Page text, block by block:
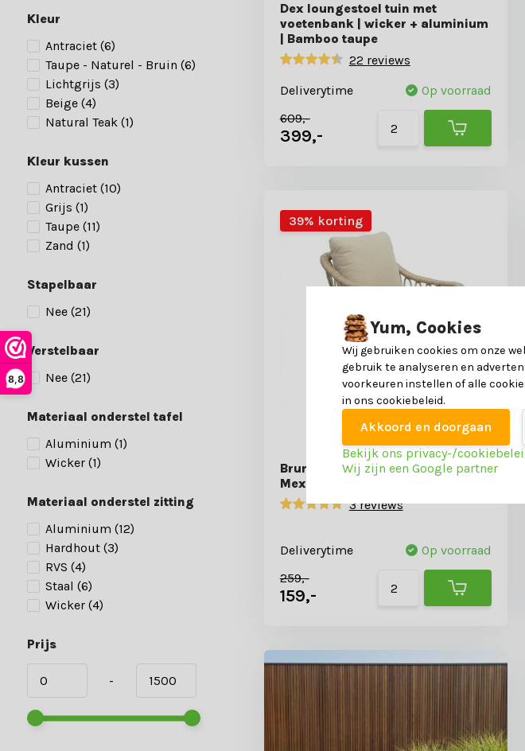
8,8
Kleur
Antraciet (6)
Taupe - Naturel - Bruin (6)
Lichtgrijs (3)
Beige (4)
Natural Teak (1)
Kleur kussen
Antraciet (10)
Grijs (1)
Taupe (11)
Zand (1)
Stapelbaar
Nee (21)
Verstelbaar
Nee (21)
Materiaal onderstel tafel
Aluminium (1)
Wicker (1)
Materiaal onderstel zitting
Aluminium (12)
Hardhout (3)
RVS (4)
Staal (6)
Wicker (4)
Prijs
-
Dex loungestoel tuin met
voetenbank | wicker + aluminium
| Bamboo taupe
22 reviews
Deliverytime
Op voorraad
609,-
399,-
39% korting
Bruno dining tuinstoel | wicker |
Mexican Sand
3 reviews
Deliverytime
Op voorraad
259,-
159,-
Yum, Cookies
Wij gebruiken cookies om onze
gebruik te analyseren en
voorkeuren instellen of alle
in ons cookiebeleid.
Akkoord en doorgaan
Bekijk ons privacy-/
Wij zijn een Google partner